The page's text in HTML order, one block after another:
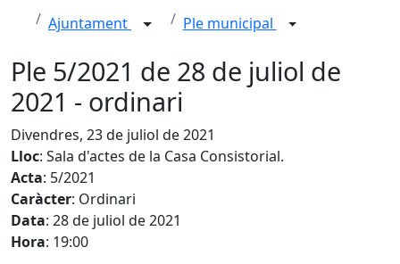
Ajuntament Ple municipal
Ple 5/2021 de 28 de juliol de
2021 - ordinari
Divendres, 23 de juliol de 2021
Lloc: Sala d'actes de la Casa Consistorial.
Acta: 5/2021
Caràcter: Ordinari
Data: 28 de juliol de 2021
Hora: 19:00